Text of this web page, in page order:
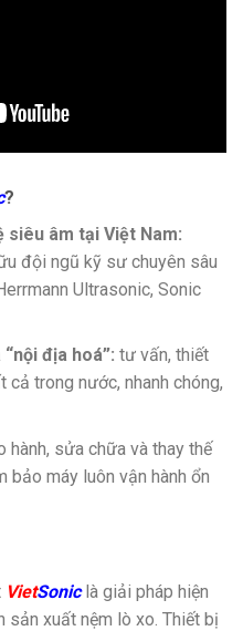
?
siêu âm tại Việt Nam:
đội ngũ kỹ sư chuyên sâu
Ultrasonic, Sonic
địa hoá”: tư vấn, thiết
cả trong nước, nhanh chóng,
hành, sửa chữa và thay thế
bảo máy luôn vận hành ổn
VietSoniclà giải pháp hiện
sản xuất nệm lò xo. Thiết bị